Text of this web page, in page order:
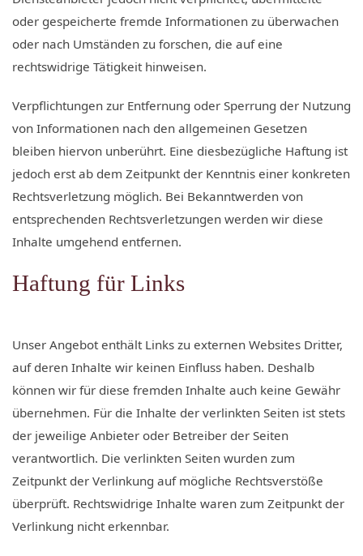
oder gespeicherte fremde Informationen zu überwachen
oder nach Umständen zu forschen, die auf eine
rechtswidrige Tätigkeit hinweisen.
Verpflichtungen zur Entfernung oder Sperrung der Nutzung
von Informationen nach den allgemeinen Gesetzen
bleiben hiervon unberührt. Eine diesbezügliche Haftung ist
jedoch erst ab dem Zeitpunkt der Kenntnis einer konkreten
Rechtsverletzung möglich. Bei Bekanntwerden von
entsprechenden Rechtsverletzungen werden wir diese
Inhalte umgehend entfernen.
Haftung für Links
Unser Angebot enthält Links zu externen Websites Dritter,
auf deren Inhalte wir keinen Einfluss haben. Deshalb
können wir für diese fremden Inhalte auch keine Gewähr
übernehmen. Für die Inhalte der verlinkten Seiten ist stets
der jeweilige Anbieter oder Betreiber der Seiten
verantwortlich. Die verlinkten Seiten wurden zum
Zeitpunkt der Verlinkung auf mögliche Rechtsverstöße
überprüft. Rechtswidrige Inhalte waren zum Zeitpunkt der
Verlinkung nicht erkennbar.